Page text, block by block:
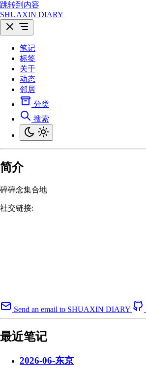
跳转到内容
SHUAXIN DIARY
笔记
标签
关于
动态
邻居
分类
搜索
简介
碎碎念集合地
社交链接:
Send an email to SHUAXIN DIARY
最近笔记
2026-06-东京